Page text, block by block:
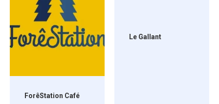
ForêStation Café
Le Gallant